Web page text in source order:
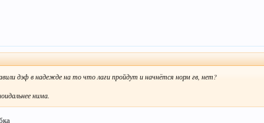
дэф в надежде на то что лаги пройдут и начнётся норм гв, нет?
нима.